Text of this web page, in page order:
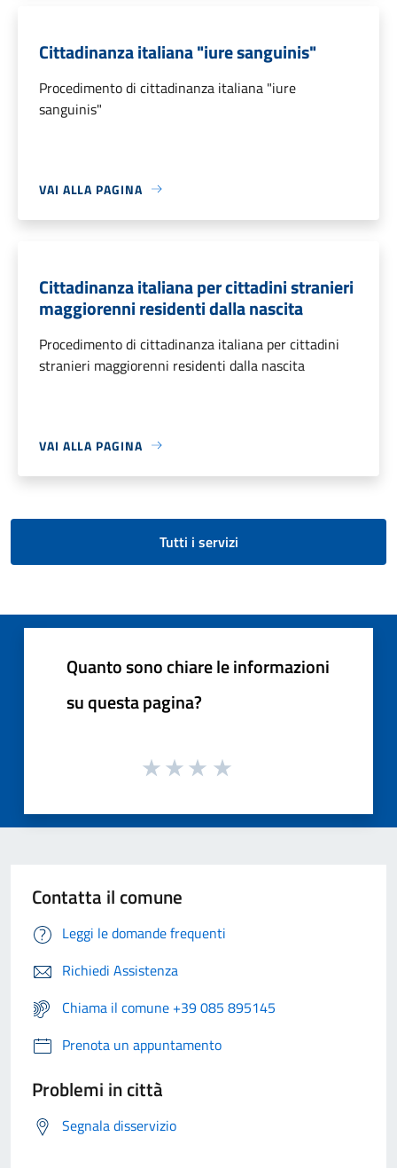
Cittadinanza italiana "iure sanguinis"
Procedimento di cittadinanza italiana "iure
sanguinis"
VAI ALLA PAGINA
Cittadinanza italiana per cittadini stranieri
maggiorenni residenti dalla nascita
Procedimento di cittadinanza italiana per cittadini
stranieri maggiorenni residenti dalla nascita
VAI ALLA PAGINA
Tutti i servizi
Quanto sono chiare le informazioni
su questa pagina?
Contatta il comune
Leggi le domande frequenti
Richiedi Assistenza
Chiama il comune +39 085 895145
Prenota un appuntamento
Problemi in città
Segnala disservizio